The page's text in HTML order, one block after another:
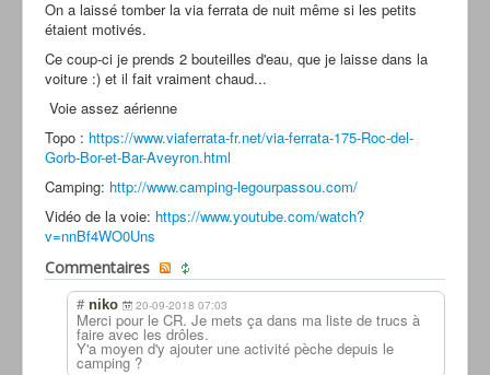
On a laissé tomber la via ferrata de nuit même si les petits
étaient motivés.
Ce coup-ci je prends 2 bouteilles d'eau, que je laisse dans la
voiture :) et il fait vraiment chaud...
Voie assez aérienne
Topo : https://www.viaferrata-fr.net/via-ferrata-175-Roc-del-
Gorb-Bor-et-Bar-Aveyron.html
Camping: http://www.camping-legourpassou.com/
Vidéo de la voie: https://www.youtube.com/watch?
v=nnBf4WO0Uns
Commentaires
# niko 20-09-2018 07:03
Merci pour le CR. Je mets ça dans ma liste de trucs à
faire avec les drôles.
Y'a moyen d'y ajouter une activité pèche depuis le
camping ?